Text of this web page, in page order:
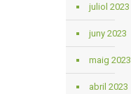
juliol 2023
juny 2023
maig 2023
abril 2023